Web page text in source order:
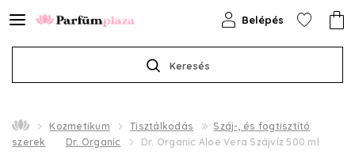
Keresés
Belépés
Kozmetikum Tisztálkodás
Száj-, és fogtisztító
szerek
Dr. Organic Dr. Organic Aloe Vera Szájvíz 500 ml